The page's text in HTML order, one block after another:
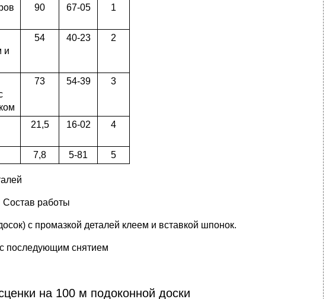
90 67-05 1
и
54 40-23 2
73 54-39 3
21,5 16-02 4
7,8 5-81 5
Состав работы
с промазкой деталей клеем и вставкой шпонок.
последующим снятием
на 100 м подоконной доски